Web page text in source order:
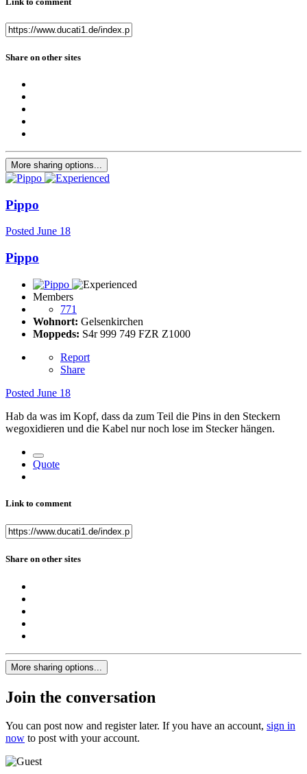
Share on other sites
More sharing options...
Pippo
Posted June 18
Pippo
Members
771
Wohnort: Gelsenkirchen
Moppeds: S4r 999 749 FZR Z1000
Report
Share
Posted June 18
Hab da was im Kopf, dass da zum Teil die Pins in den Steckern
wegoxidieren und die Kabel nur noch lose im Stecker hängen.
Quote
Link to comment
Share on other sites
More sharing options...
Join the conversation
You can post now and register later. If you have an account, sign in
now to post with your account.